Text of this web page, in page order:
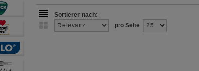
an Dritte wie z.B. Google oder soziale Medien
Sortieren nach:
pro Seite